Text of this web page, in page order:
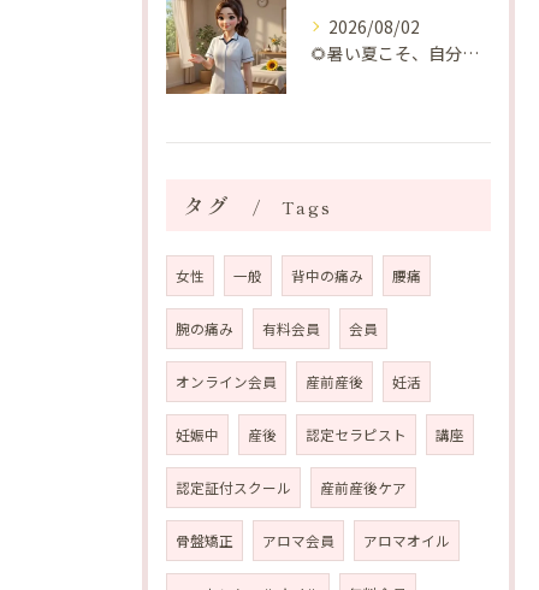
2026/08/02
🌻暑い夏こそ、自分の身体を整える時間を♡
タグ Tags
女性 一般 背中の痛み 腰痛
腕の痛み 有料会員 会員
オンライン会員 産前産後 妊活
妊娠中 産後 認定セラピスト 講座
認定証付スクール 産前産後ケア
骨盤矯正 アロマ会員 アロマオイル